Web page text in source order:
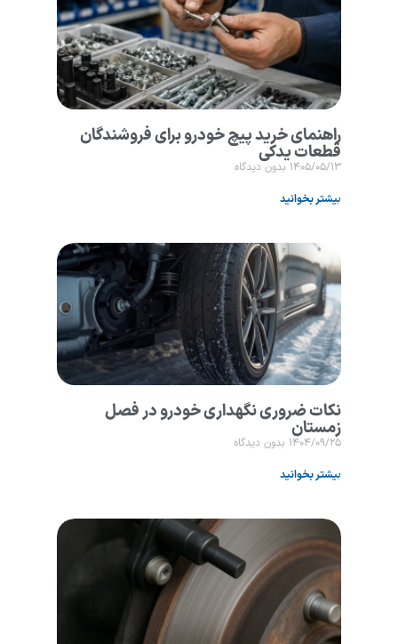
راهنمای خرید پیچ خودرو برای فروشندگان
قطعات یدکی
۱۴۰۵/۰۵/۱۳ بدون دیدگاه
بیشتر بخوانید
نکات ضروری نگهداری خودرو در فصل
زمستان
۱۴۰۴/۰۹/۲۵ بدون دیدگاه
بیشتر بخوانید